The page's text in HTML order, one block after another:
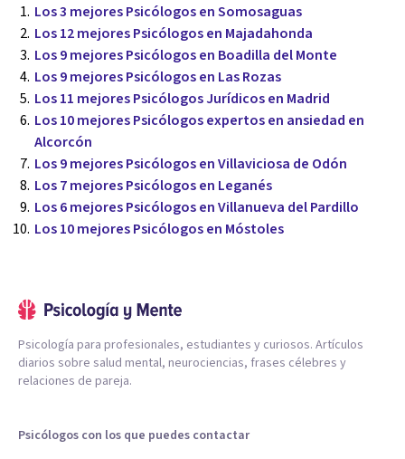
Los 3 mejores Psicólogos en Somosaguas
Los 12 mejores Psicólogos en Majadahonda
Los 9 mejores Psicólogos en Boadilla del Monte
Los 9 mejores Psicólogos en Las Rozas
Los 11 mejores Psicólogos Jurídicos en Madrid
Los 10 mejores Psicólogos expertos en ansiedad en
Alcorcón
Los 9 mejores Psicólogos en Villaviciosa de Odón
Los 7 mejores Psicólogos en Leganés
Los 6 mejores Psicólogos en Villanueva del Pardillo
Los 10 mejores Psicólogos en Móstoles
Psicología para profesionales, estudiantes y curiosos. Artículos
diarios sobre salud mental, neurociencias, frases célebres y
relaciones de pareja.
Psicólogos con los que puedes contactar